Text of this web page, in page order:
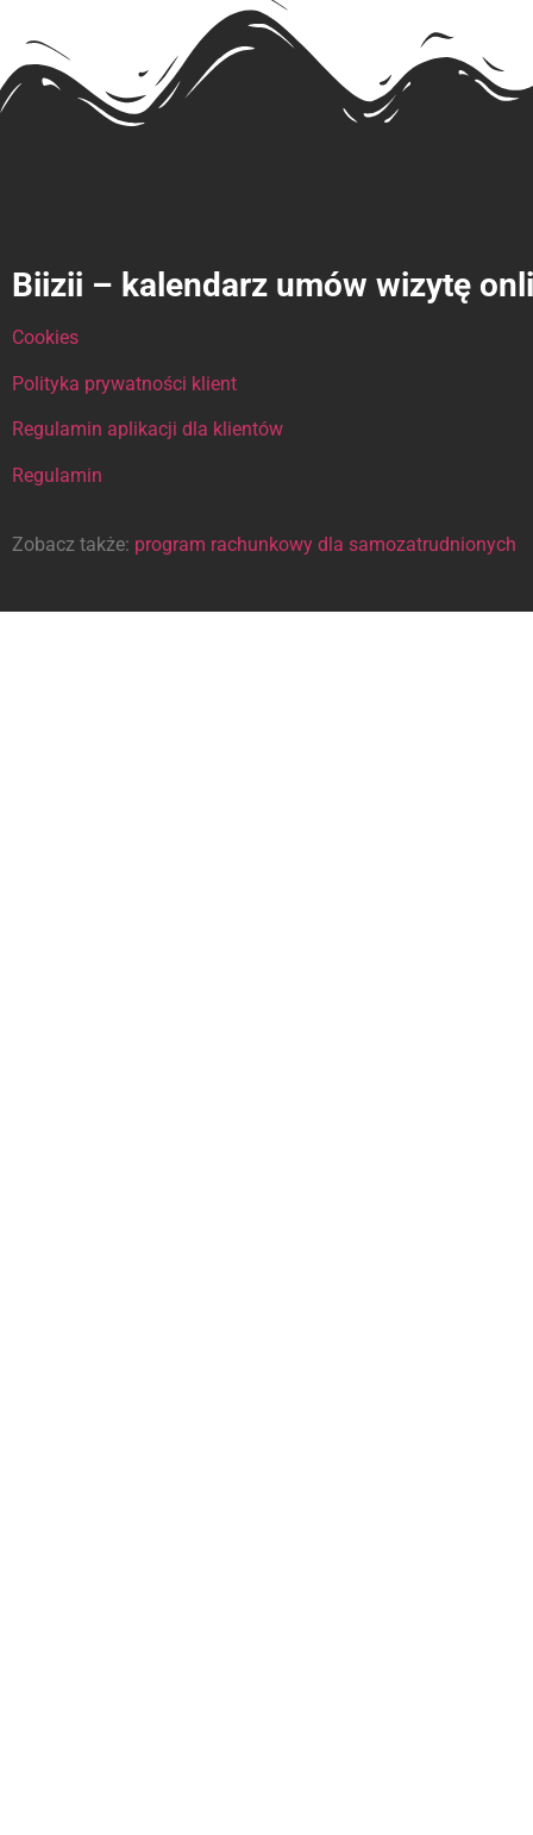
Biizii – kalendarz umów wizytę
Cookies
Polityka prywatności klient
Regulamin aplikacji dla klientów
Regulamin
Zobacz także: program rachunkowy dla samozatrudnionych